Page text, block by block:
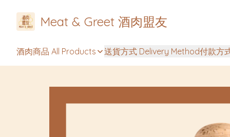
Meat & Greet 酒肉盟友
酒肉商品 All Products 送貨方式 Delivery Method付款方